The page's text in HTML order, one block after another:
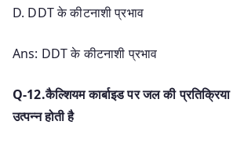
D. DDT के कीटनाशी प्रभाव
Ans: DDT के कीटनाशी प्रभाव
Q-12.कैल्शियम कार्बाइड पर जल की प्रतिक्रिया
उत्पन्न होती है